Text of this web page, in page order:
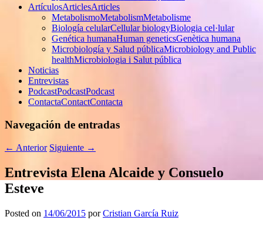
ArtículosArticlesArticles
MetabolismoMetabolismMetabolisme
Biología celularCellular biologyBiologia cel·lular
Genética humanaHuman geneticsGenètica humana
Microbiología y Salud públicaMicrobiology and Public
healthMicrobiologia i Salut pública
Noticias
Entrevistas
PodcastPodcastPodcast
ContactaContactContacta
Navegación de entradas
← Anterior Siguiente →
Entrevista Elena Alcaide y Consuelo
Esteve
Posted on 14/06/2015 porCristian García Ruiz